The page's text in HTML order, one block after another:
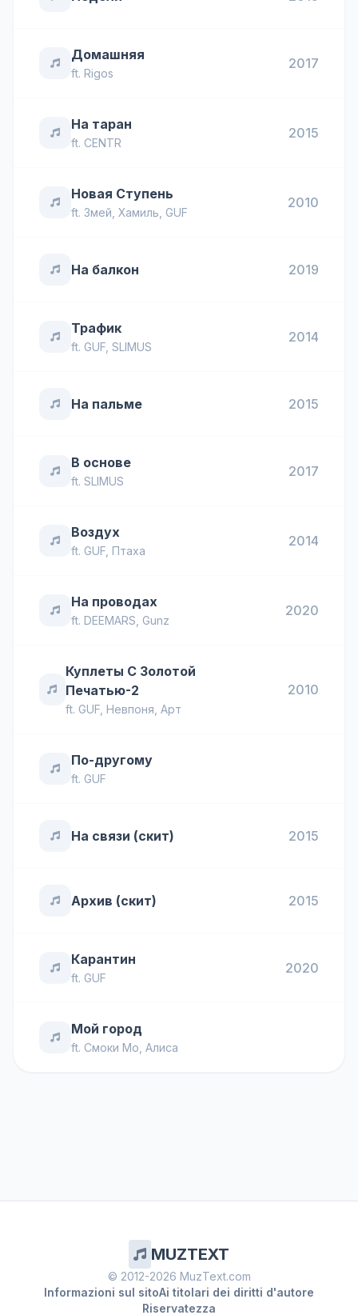
Домашняя
ft. Rigos
2017
На таран
ft. CENTR
2015
Новая Ступень
ft. Змей Хамиль GUF
2010
На балкон 2019
Трафик
ft. GUF SLIMUS
2014
На пальме 2015
В основе
ft. SLIMUS
2017
Воздух
ft. GUF Птаха
2014
На проводах
ft. DEEMARS Gunz
2020
Куплеты С Золотой
Печатью-2
ft. GUF, Невпоня Арт
2010
По-другому
ft. GUF
На связи (скит) 2015
Архив (скит) 2015
Карантин
ft. GUF
2020
Мой город
ft. Смоки Мо Алиса
MUZTEXT
© 2012-2026 MuzText.com
Informazioni sul sitoAi titolari dei diritti d'autore
Riservatezza